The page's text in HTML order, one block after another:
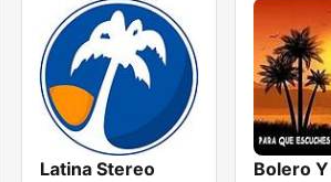
Latina Stereo Bolero